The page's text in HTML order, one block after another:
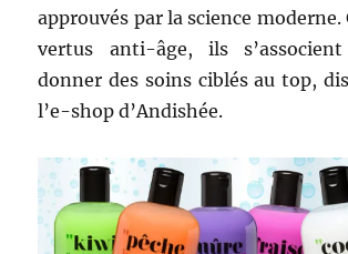
approuvés par la science moderne.
vertus anti-âge, ils
donner des soins ciblés au top,
l’e-shop d’Andishée.